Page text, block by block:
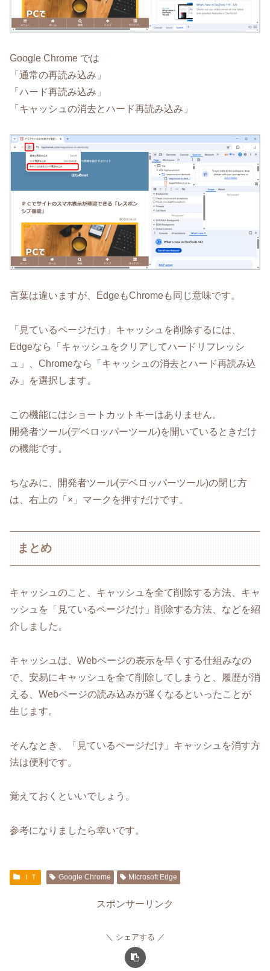
Google Chrome では
「通常の再読み込み」
「ハード再読み込み」
「キャッシュの消去とハード再読み込み」
言葉は違いますが、EdgeもChromeも同じ意味です。
「見ているページだけ」キャッシュを削除するには、
Edgeなら「キャッシュをクリアしてハードリフレッシ
ュ」、Chromeなら「キャッシュの消去とハード再読み込
み」を選択します。
この機能にはショートカットキーはありません。
開発者ツール(デベロッパーツール)を開いているときだけ
の機能です。
ちなみに、開発者ツール(デベロッパーツール)の閉じ方
は、右上の「×」マークを押すだけです。
まとめ
キャッシュのこと、キャッシュを全て削除する方法、キャ
ッシュを「見ているページだけ」削除する方法、などを紹
介しました。
キャッシュは、Webページの表示を早くする仕組みなの
で、安易にキャッシュを全て削除してしまうと、履歴が消
える、Webページの読み込みが遅くなるといったことが
生じます。
そんなとき、「見ているページだけ」キャッシュを消す方
法は便利です。
覚えておくといいでしょう。
参考になりましたら幸いです。
ＩＴ Google Chrome Microsoft Edge
スポンサーリンク
シェアする